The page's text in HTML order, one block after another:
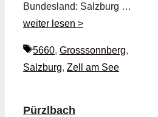
Bundesland: Salzburg …
weiter lesen >
Schlagwörter
5660, Grosssonnberg,
Salzburg, Zell am See
Pürzlbach